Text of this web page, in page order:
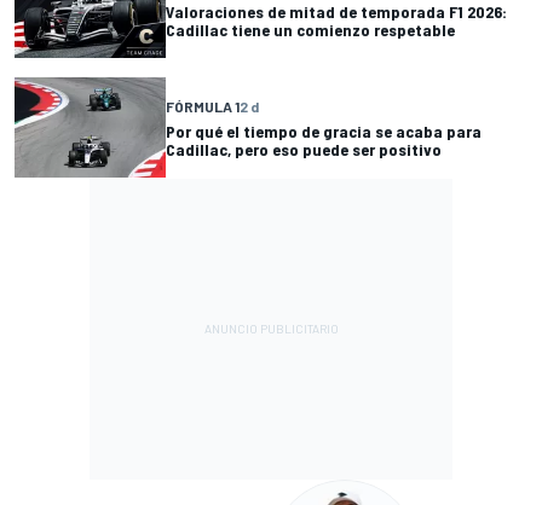
Valoraciones de mitad de temporada F1 2026:
Cadillac tiene un comienzo respetable
FÓRMULA 12 d
Por qué el tiempo de gracia se acaba para
Cadillac, pero eso puede ser positivo